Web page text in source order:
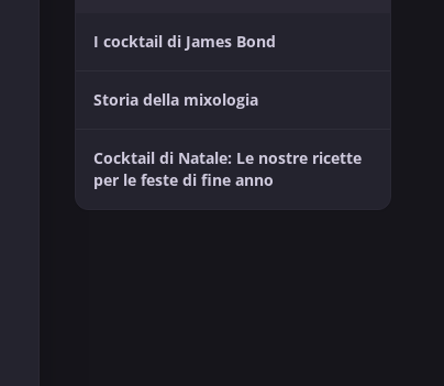
I cocktail di James Bond
Storia della mixologia
Cocktail di Natale: Le nostre ricette
per le feste di fine anno